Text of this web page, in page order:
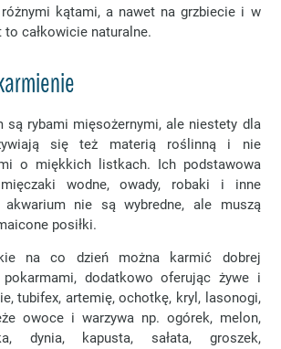
kątami, a nawet na grzbiecie i w
to całkowicie naturalne.
są rybami mięsożernymi, ale niestety dla
się też materią roślinną i nie
o miękkich listkach. Ich podstawowa
wodne, owady, robaki i inne
akwarium nie są wybredne, ale muszą
posiłki.
na co dzień można karmić dobrej
dodatkowo oferując żywe i
tubifex, artemię, ochotkę, kryl, lasonogi,
owoce i warzywa np. ogórek, melon,
dynia, kapusta, sałata, groszek,